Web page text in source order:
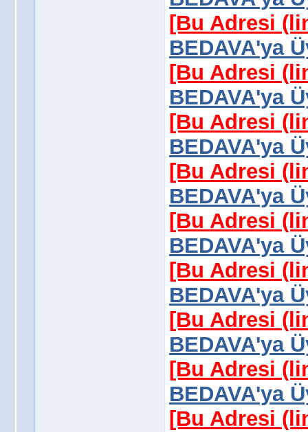
[Bu Adresi
BEDAVA'ya
[Bu Adresi
BEDAVA'ya
[Bu Adresi
BEDAVA'ya
[Bu Adresi
BEDAVA'ya
[Bu Adresi
BEDAVA'ya
[Bu Adresi
BEDAVA'ya
[Bu Adresi
BEDAVA'ya
[Bu Adresi
BEDAVA'ya
[Bu Adresi